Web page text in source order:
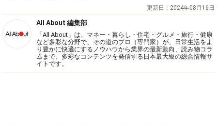
更新日： 2024年08月16日
All About 編集部
「All About」は、マネー・暮らし・住宅・グルメ・旅行・健康
など多彩な分野で、その道のプロ（専門家）が、日常生活をよ
り豊かに快適にするノウハウから業界の最新動向、読み物コラ
ムまで、多彩なコンテンツを発信する日本最大級の総合情報サ
イトです。